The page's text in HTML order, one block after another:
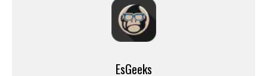
EsGeeks